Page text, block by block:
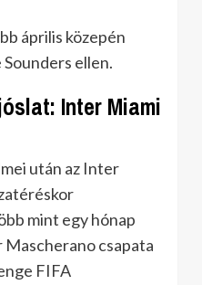
április közepén
ellen.
Inter Miami
után az Inter
mint egy hónap
Mascherano csapata
FIFA